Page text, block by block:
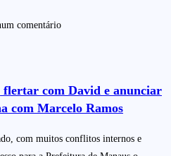
comentário
flertar com David e anunciar
com Marcelo Ramos
com muitos conflitos internos e